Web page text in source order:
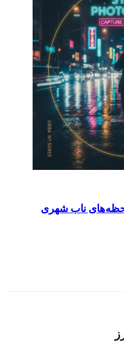
ناب شهری